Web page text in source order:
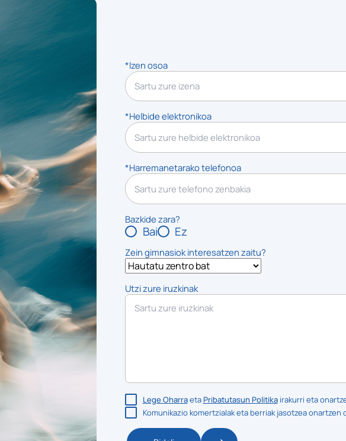
*Izen osoa
*Helbide elektronikoa
*Harremanetarako telefonoa
Bazkide zara?
Bai Ez
Zein gimnasiok interesatzen zaitu?
Utzi zure iruzkinak
Lege Oharraeta Pribatutasun Politikairakurri eta
Komunikazio komertzialak eta berriak jasotzea onartzen